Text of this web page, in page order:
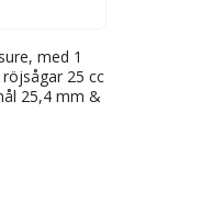
med 1
25 cc
25,4 mm &